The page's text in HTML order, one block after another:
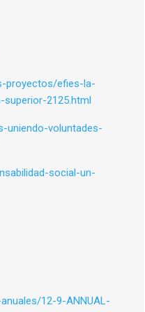
proyectos/efies-la-
2125.html
uniendo-voluntades-
social-un-
12-9-ANNUAL-